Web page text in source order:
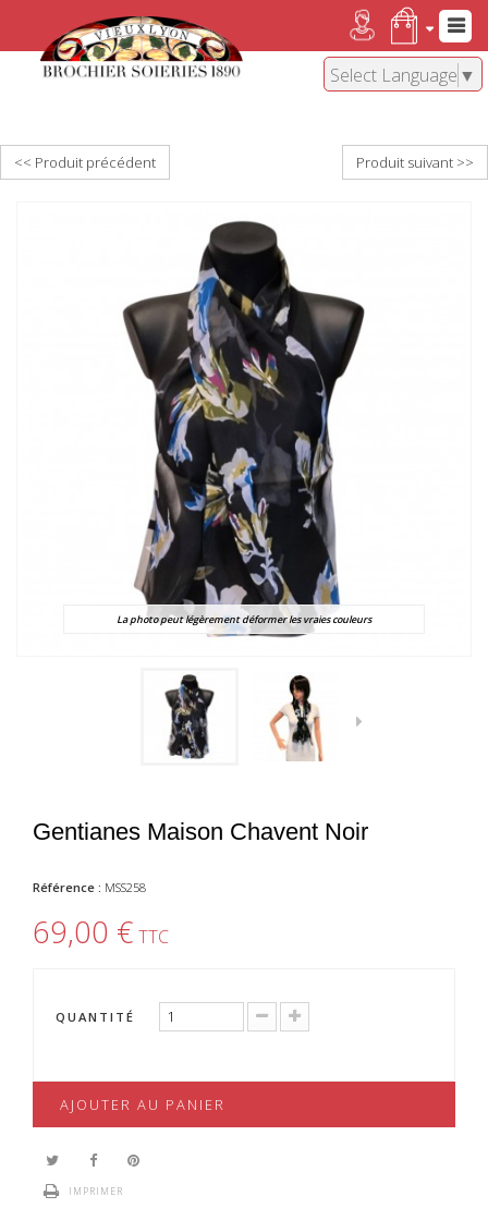
Select Language ▼
<< Produit précédent Produit suivant >>
La photo peut légèrement déformer les vraies couleurs
Gentianes Maison Chavent Noir
Référence : MSS258
69,00 € TTC
QUANTITÉ
AJOUTER AU PANIER
IMPRIMER